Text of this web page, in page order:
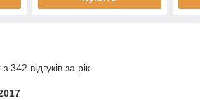
342 відгуків за рік